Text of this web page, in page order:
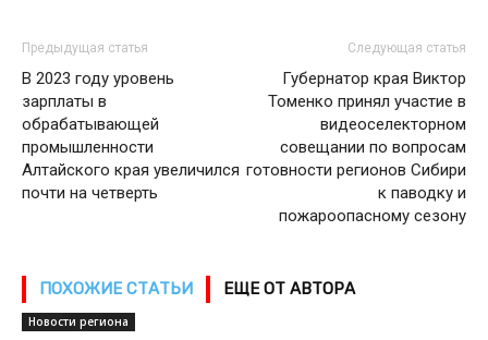
Предыдущая статья
В 2023 году уровень
зарплаты в
обрабатывающей
промышленности
Алтайского края увеличился
почти на четверть
Следующая статья
Губернатор края Виктор
Томенко принял участие в
видеоселекторном
совещании по вопросам
готовности регионов Сибири
к паводку и
пожароопасному сезону
ПОХОЖИЕ СТАТЬИ ЕЩЕ ОТ АВТОРА
Новости региона